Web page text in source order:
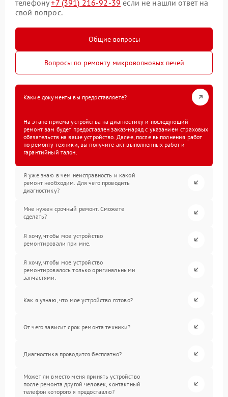
телефону+7 (391) 216-92-39 если не нашли ответ на
свой вопрос.
Общие вопросы
Вопросы по ремонту микроволновых печей
Какие документы вы предоставляете?
На этапе приема устройства на диагностику и последующий
ремонт вам будет предоставлен заказ-наряд с указанием страховых
обязательств на ваше устройство. Далее, после выполнения работ
по ремонту техники, вы получите акт выполненных работ и
гарантийный талон.
Я уже знаю в чем неисправность и какой
ремонт необходим. Для чего проводить
диагностику?
Мне нужен срочный ремонт. Сможете
сделать?
Я хочу, чтобы мое устройство
ремонтировали при мне.
Я хочу, чтобы мое устройство
ремонтировалось только оригинальными
запчастями.
Как я узнаю, что мое устройство готово?
От чего зависит срок ремонта техники?
Диагностика проводится бесплатно?
Может ли вместо меня принять устройство
после ремонта другой человек, контактный
телефон которого я предоставлю?